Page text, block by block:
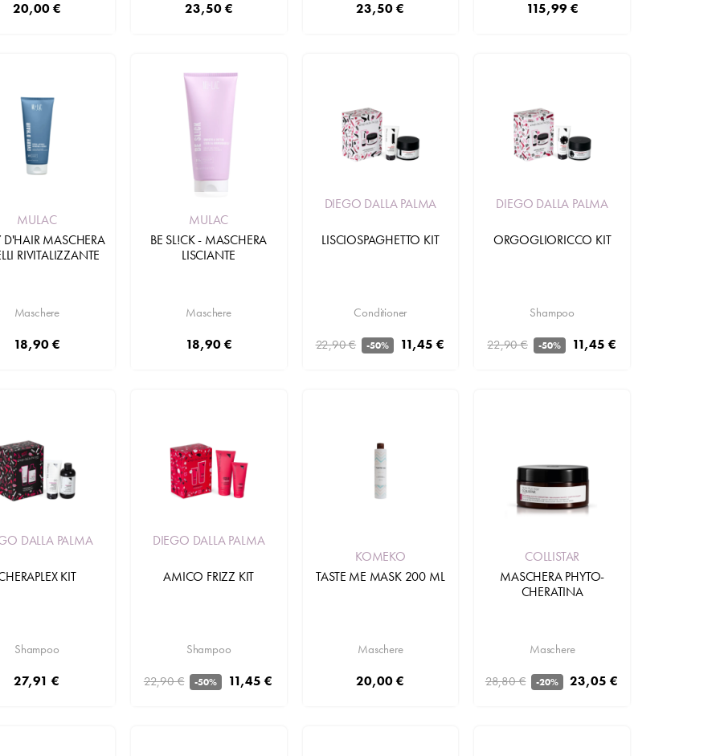
20,00 € 23,50 € 23,50 € 115,99 €
MULAC
D'HAIR MASCHERA
RIVITALIZZANTE
Maschere
18,90 €
MULAC
BE SL!CK - MASCHERA
LISCIANTE
Maschere
18,90 €
DIEGO DALLA PALMA
LISCIOSPAGHETTO KIT
Conditioner
22,90 €
-50% 11,45 €
DIEGO DALLA PALMA
ORGOGLIORICCO KIT
Shampoo
22,90 €
-50% 11,45 €
DALLA PALMA
KIT
Shampoo
27,91 €
DIEGO DALLA PALMA
AMICO FRIZZ KIT
Shampoo
22,90 €
-50% 11,45 €
KOMEKO
TASTE ME MASK 200 ML
Maschere
20,00 €
COLLISTAR
MASCHERA PHYTO-
CHERATINA
Maschere
28,80 €
-20% 23,05 €